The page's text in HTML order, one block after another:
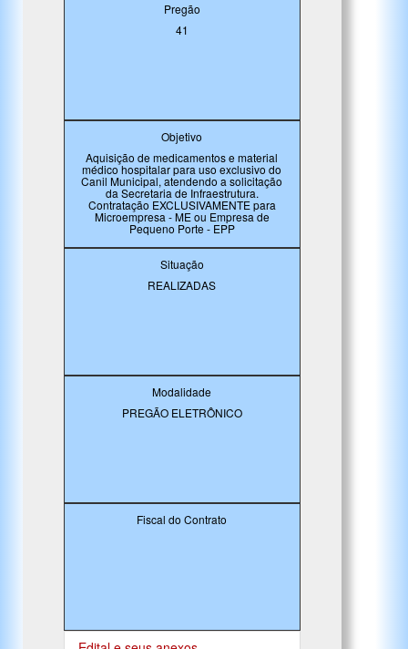
Pregão
41
Objetivo
Aquisição de medicamentos e material
médico hospitalar para uso exclusivo do
Canil Municipal, atendendo a solicitação
da Secretaria de Infraestrutura.
Contratação EXCLUSIVAMENTE para
Microempresa - ME ou Empresa de
Pequeno Porte - EPP
Situação
REALIZADAS
Modalidade
PREGÃO ELETRÔNICO
Fiscal do Contrato